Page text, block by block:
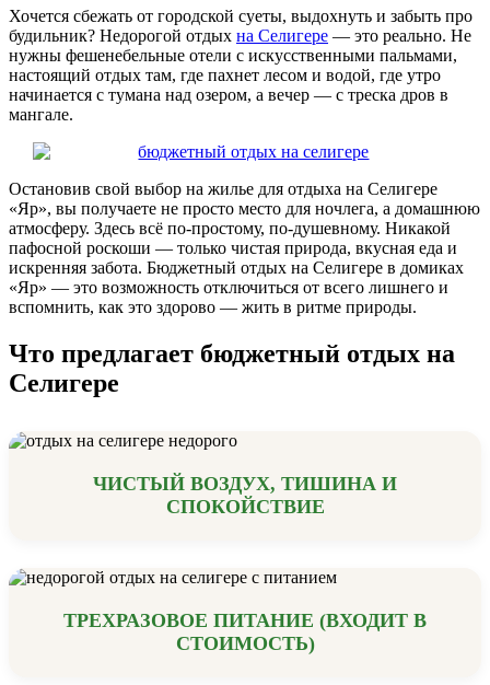
Хочется сбежать от городской суеты, выдохнуть и забыть про
будильник? Недорогой отдых на Селигере — это реально. Не
нужны фешенебельные отели с искусственными пальмами,
настоящий отдых там, где пахнет лесом и водой, где утро
начинается с тумана над озером, а вечер — с треска дров в
мангале.
Остановив свой выбор на жилье для отдыха на Селигере
«Яр», вы получаете не просто место для ночлега, а домашнюю
атмосферу. Здесь всё по-простому, по-душевному. Никакой
пафосной роскоши — только чистая природа, вкусная еда и
искренняя забота. Бюджетный отдых на Селигере в домиках
«Яр» — это возможность отключиться от всего лишнего и
вспомнить, как это здорово — жить в ритме природы.
Что предлагает бюджетный отдых на
Селигере
ЧИСТЫЙ ВОЗДУХ, ТИШИНА И
СПОКОЙСТВИЕ
ТРЕХРАЗОВОЕ ПИТАНИЕ (ВХОДИТ В
СТОИМОСТЬ)